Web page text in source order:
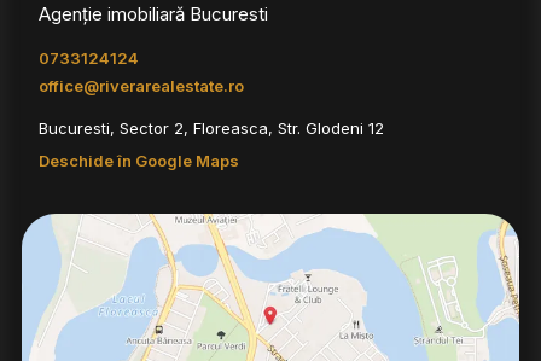
Agenție imobiliară Bucuresti
0733124124
office@riverarealestate.ro
Bucuresti, Sector 2, Floreasca, Str. Glodeni 12
Deschide în Google Maps